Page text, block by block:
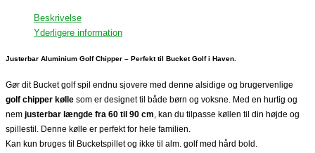
Beskrivelse
Yderligere information
Justerbar Aluminium Golf Chipper – Perfekt til Bucket Golf i Haven.
Gør dit Bucket golf spil endnu sjovere med denne alsidige og brugervenlige
golf chipper kølle som er designet til både børn og voksne. Med en hurtig og
nem justerbar længde fra 60 til 90 cm , kan du tilpasse køllen til din højde og
spillestil. Denne kølle er perfekt for hele familien.
Kan kun bruges til Bucketspillet og ikke til alm. golf med hård bold.